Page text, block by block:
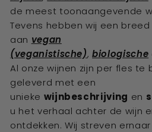
de meest toonaangevende
Tevens hebben wij een
aan vegan
(veganistische), biologische
Al onze wijnen zijn per fles te
geleverd met een
unieke wijnbeschrijving en
u het verhaal achter de wijn
ontdekken. Wij streven